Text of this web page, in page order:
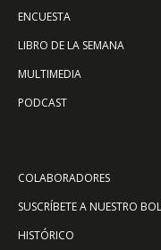
ENCUESTA
LIBRO DE LA SEMANA
MULTIMEDIA
PODCAST
COLABORADORES
SUSCRÍBETE A NUESTRO
HISTÓRICO